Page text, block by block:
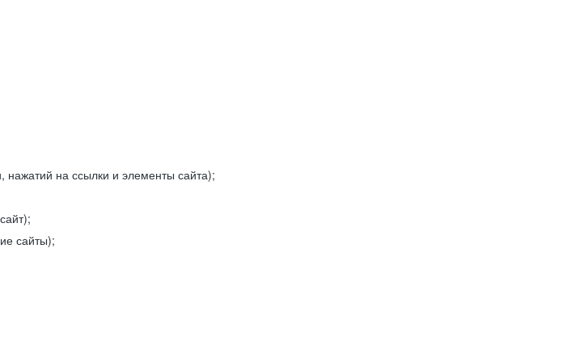
на ссылки и элементы сайта);
сайты);